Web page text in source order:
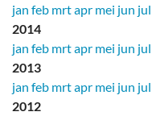
jan feb mrtapr mei jun jul
2014
jan feb mrtapr mei jun jul
2013
jan feb mrtapr mei jun jul
2012